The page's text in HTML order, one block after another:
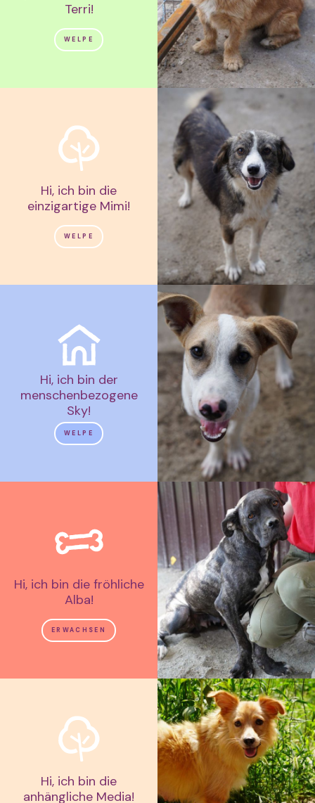
Terri!
WELPE
Hi, ich bin die
einzigartige Mimi!
WELPE
Hi, ich bin der
menschenbezogene
Sky!
WELPE
Hi, ich bin die fröhliche
Alba!
ERWACHSEN
Hi, ich bin die
anhängliche Media!